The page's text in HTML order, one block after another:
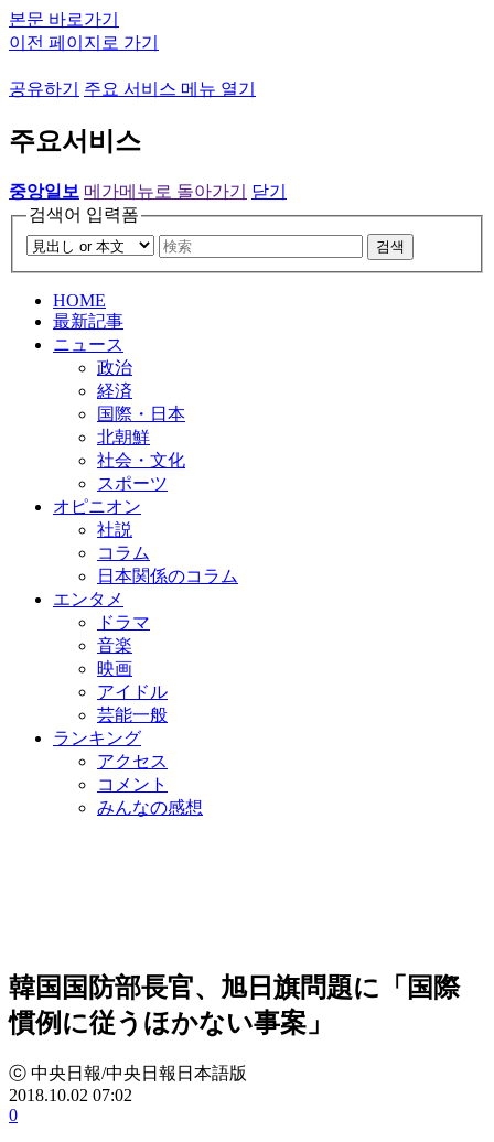
본문 바로가기
이전 페이지로 가기
공유하기 주요 서비스 메뉴 열기
주요서비스
중앙일보 메가메뉴로 돌아가기
닫기
검색어 입력폼
검색
HOME
最新記事
ニュース
政治
経済
国際・日本
北朝鮮
社会・文化
スポーツ
オピニオン
社説
コラム
日本関係のコラム
エンタメ
ドラマ
音楽
映画
アイドル
芸能一般
ランキング
アクセス
コメント
みんなの感想
韓国国防部長官、旭日旗問題に「国際
慣例に従うほかない事案」
ⓒ 中央日報/中央日報日本語版
2018.10.02 07:02
0